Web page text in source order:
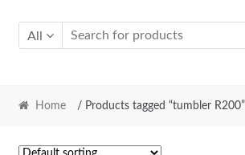
All
Home / Products tagged “tumbler R200”